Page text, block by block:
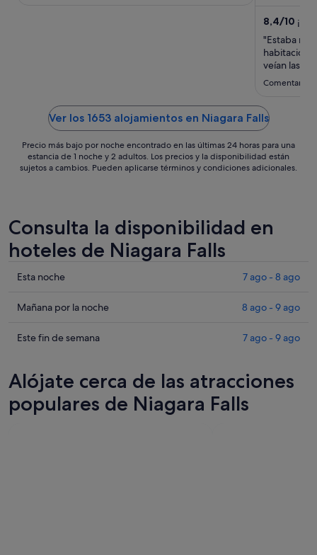
8,4/10
"Estaba
habitación
veían las
árboles
Comentario
Ver los 1653 alojamientos en Niagara Falls
Precio más bajo por noche encontrado en las últimas 24 horas para una
estancia de 1 noche y 2 adultos. Los precios y la disponibilidad están
sujetos a cambios. Pueden aplicarse términos y condiciones adicionales.
Consulta la disponibilidad en
hoteles de Niagara Falls
Comprueba
precios
Niagara
esta
noche,
7
Esta noche 7 ago - 8 ago
Comprueba
precios
Falls
para
mañana
Mañana por la noche 8 ago - 9 ago
Comprueba
en
Niagara
Falls
Este fin de semana 7 ago - 9 ago
Alójate cerca de las atracciones
populares de Niagara Falls